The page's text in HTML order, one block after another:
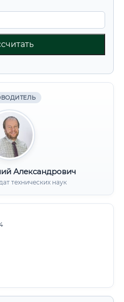
Александрович
технических наук